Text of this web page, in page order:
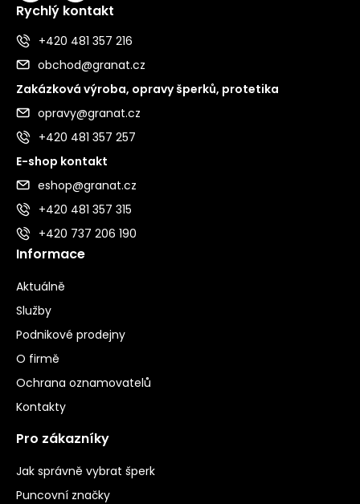
Rychlý kontakt
+420 481 357 216
obchod@granat.cz
Zakázková výroba, opravy šperků, protetika
opravy@granat.cz
+420 481 357 257
E-shop kontakt
eshop@granat.cz
+420 481 357 315
+420 737 206 190
Informace
Aktuálně
Služby
Podnikové prodejny
O firmě
Ochrana oznamovatelů
Kontakty
Pro zákazníky
Jak správně vybrat šperk
Puncovní značky